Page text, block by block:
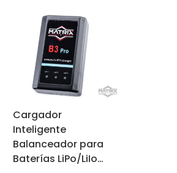
Cargador
Inteligente
Balanceador para
Baterías LiPo/LiIon